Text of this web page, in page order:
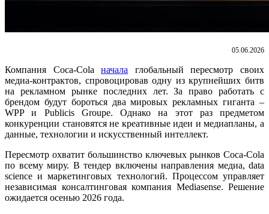
05.06.2026
Компания Coca-Colaначала глобальный пересмотр своих
медиа-контрактов, спровоцировав одну из крупнейших битв
на рекламном рынке последних лет. За право работать с
брендом будут бороться два мировых рекламных гиганта –
WPP и Publicis Groupe. Однако на этот раз предметом
конкуренции становятся не креативные идеи и медиапланы, а
данные, технологии и искусственный интеллект.
Пересмотр охватит большинство ключевых рынков Coca-Cola
по всему миру. В тендер включены направления медиа, data
science и маркетинговых технологий. Процессом управляет
независимая консалтинговая компания Mediasense. Решение
ожидается осенью 2026 года.